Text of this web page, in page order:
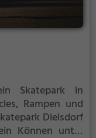
Skatepark in
Rampen und
Dielsdorf
Können unter